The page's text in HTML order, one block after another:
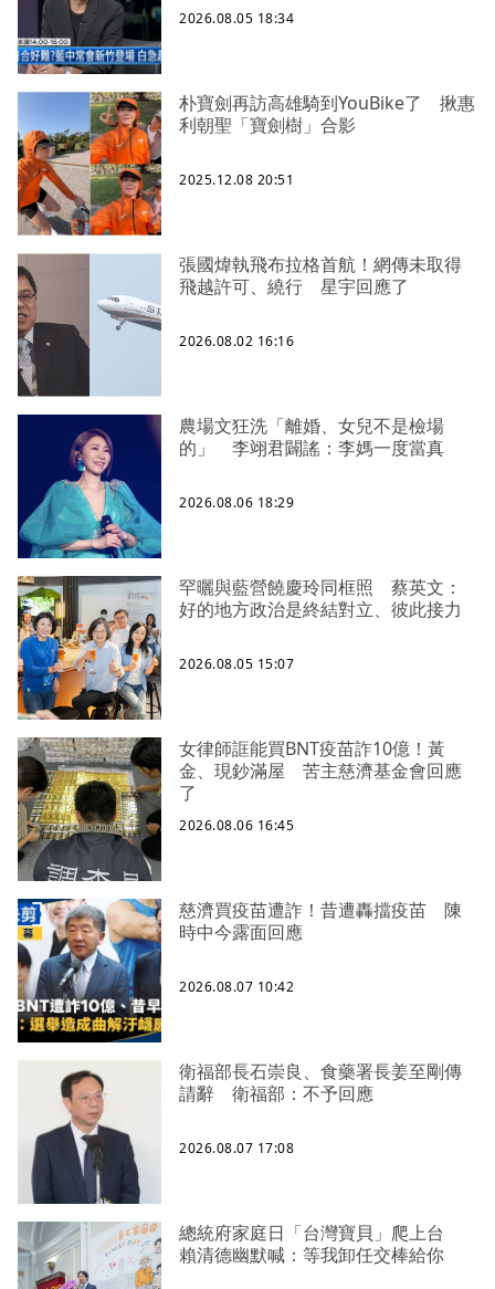
2026.08.05 18:34
朴寶劍再訪高雄騎到YouBike了 揪惠
利朝聖「寶劍樹」合影
2025.12.08 20:51
張國煒執飛布拉格首航！網傳未取得
飛越許可、繞行 星宇回應了
2026.08.02 16:16
農場文狂洗「離婚、女兒不是檢場
的」 李翊君闢謠：李媽一度當真
2026.08.06 18:29
罕曬與藍營饒慶玲同框照 蔡英文：
好的地方政治是終結對立、彼此接力
2026.08.05 15:07
女律師誆能買BNT疫苗詐10億！黃
金、現鈔滿屋 苦主慈濟基金會回應
了
2026.08.06 16:45
慈濟買疫苗遭詐！昔遭轟擋疫苗 陳
時中今露面回應
2026.08.07 10:42
衛福部長石崇良、食藥署長姜至剛傳
請辭 衛福部：不予回應
2026.08.07 17:08
總統府家庭日「台灣寶貝」爬上台
賴清德幽默喊：等我卸任交棒給你